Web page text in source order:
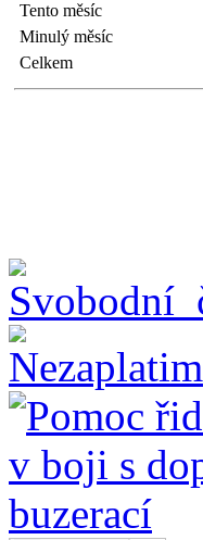
Tento měsíc
Minulý měsíc
Celkem